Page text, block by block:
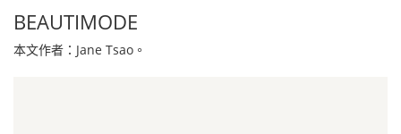
BEAUTIMODE
本文作者：Jane Tsao。